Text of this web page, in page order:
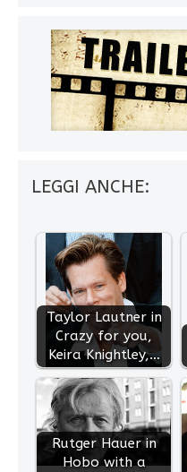
LEGGI ANCHE:
Taylor Lautner in
Crazy for you,
Keira Knightley,…
Rutger Hauer in
Hobo with a